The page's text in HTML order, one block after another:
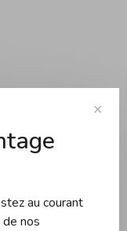
un avis
✕
au courant
nos